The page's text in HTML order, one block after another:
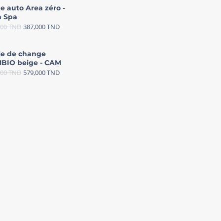
auto Area zéro -
Spa
TND 387,000TND
de change
beige - CAM
TND 579,000TND